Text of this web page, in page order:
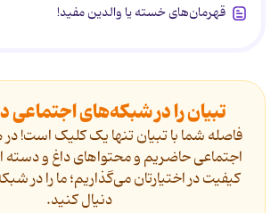
قهرمان‌های خسته یا والدین مفید!
تبیان را در شبکه‌های اجتماعی
فاصله شما با تبیان تنها یک کلیک است!
اجتماعی حاضریم و محتواهای داغ و دسته
کیفیت در اختیارتان می‌گذاریم؛ ما را در
دنیال کنید.